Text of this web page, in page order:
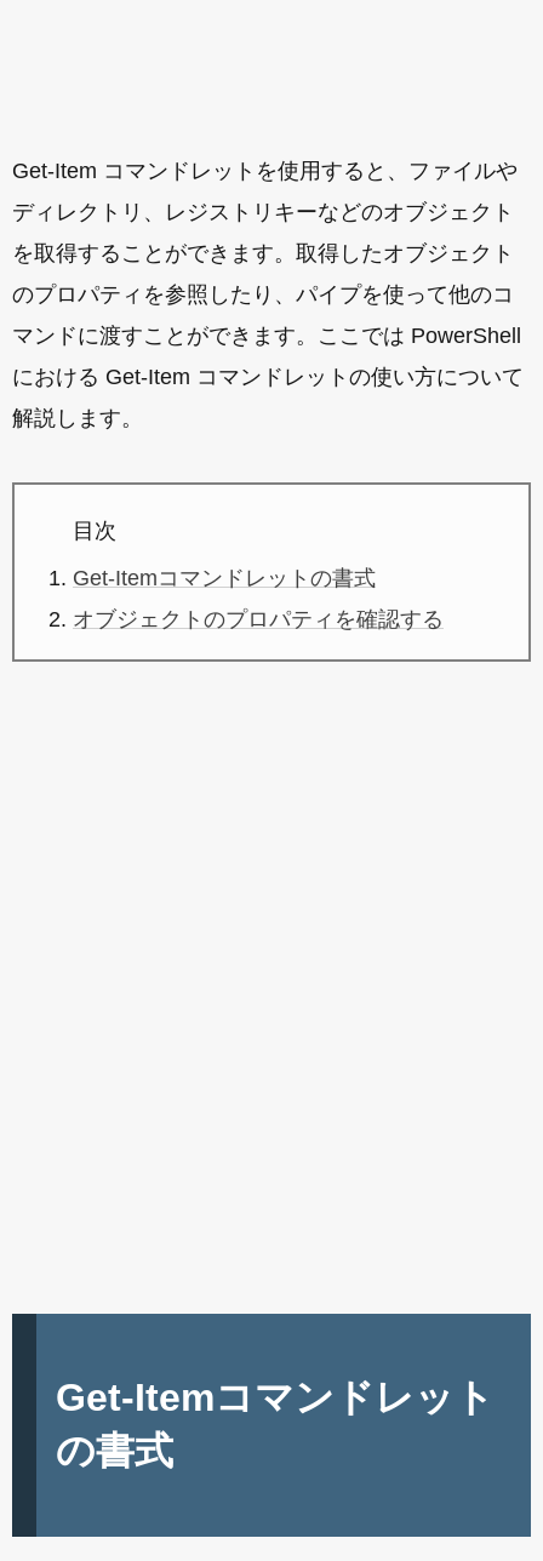
Get-Item コマンドレットを使用すると、ファイルや
ディレクトリ、レジストリキーなどのオブジェクト
を取得することができます。取得したオブジェクト
のプロパティを参照したり、パイプを使って他のコ
マンドに渡すことができます。ここでは PowerShell
における Get-Item コマンドレットの使い方について
解説します。
目次
Get-Itemコマンドレットの書式
オブジェクトのプロパティを確認する
Get-Itemコマンドレット
の書式